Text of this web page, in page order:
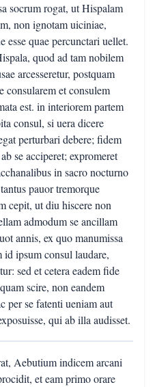
socrum rogat, ut Hispalam
non ignotam uiciniae,
esse quae percunctari uellet.
quod ad tam nobilem
arcesseretur, postquam
consularem et consulem
est. in interiorem partem
consul, si uera dicere
perturbari debere; fidem
se acciperet; expromeret
in sacro nocturno
pauor tremorque
cepit, ut diu hiscere non
admodum se ancillam
annis, ex quo manumissa
ipsum consul laudare,
sed et cetera eadem fide
scire, non eandem
per se fatenti ueniam aut
qui ab illa audisset.
Aebutium indicem arcani
et eam primo orare